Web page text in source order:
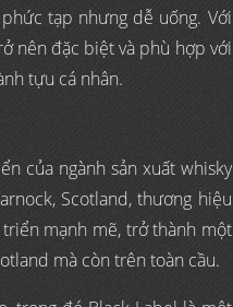
tạp nhưng dễ uống. Với
nên đặc biệt và phù hợp với
tựu cá nhân.
của ngành sản xuất whisky
Scotland, thương hiệu
mạnh mẽ, trở thành một
mà còn trên toàn cầu.